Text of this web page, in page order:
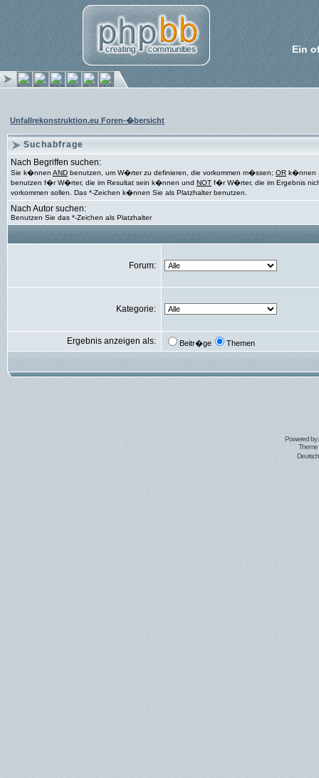
Ein
Unfallrekonstruktion.eu Foren-�bersicht
Suchabfrage
Nach Begriffen suchen:
Sie k�nnen AND benutzen, um W�rter zu definieren, die vorkommen m�ssen; OR k�nnen
benutzen f�r W�rter, die im Resultat sein k�nnen und NOT f�r W�rter, die im Ergebnis
vorkommen sollen. Das *-Zeichen k�nnen Sie als Platzhalter benutzen.
Nach Autor suchen:
Benutzen Sie das *-Zeichen als Platzhalter
Forum:
Kategorie:
Ergebnis anzeigen als: Beitr�ge Themen
Powered by
Theme